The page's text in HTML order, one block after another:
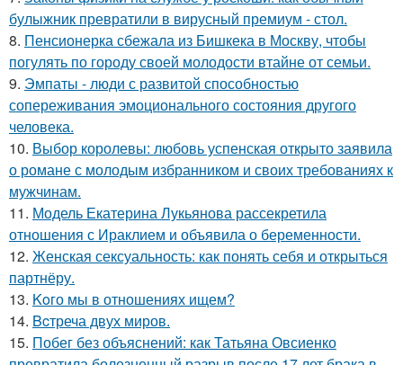
булыжник превратили в вирусный премиум - стол.
8. Пенсионерка сбежала из Бишкека в Москву, чтобы
погулять по городу своей молодости втайне от семьи.
9. Эмпаты - люди с развитой способностью
сопереживания эмоционального состояния другого
человека.
10. Выбор королевы: любовь успенская открыто заявила
о романе с молодым избранником и своих требованиях к
мужчинам.
11. Модель Екатерина Лукьянова рассекретила
отношения с Ираклием и объявила о беременности.
12. Женская сексуальность: как понять себя и открыться
партнёру.
13. Koго мы в отношениях ищем?
14. Bcтреча двух миров.
15. Побег без объяснений: как Татьяна Овсиенко